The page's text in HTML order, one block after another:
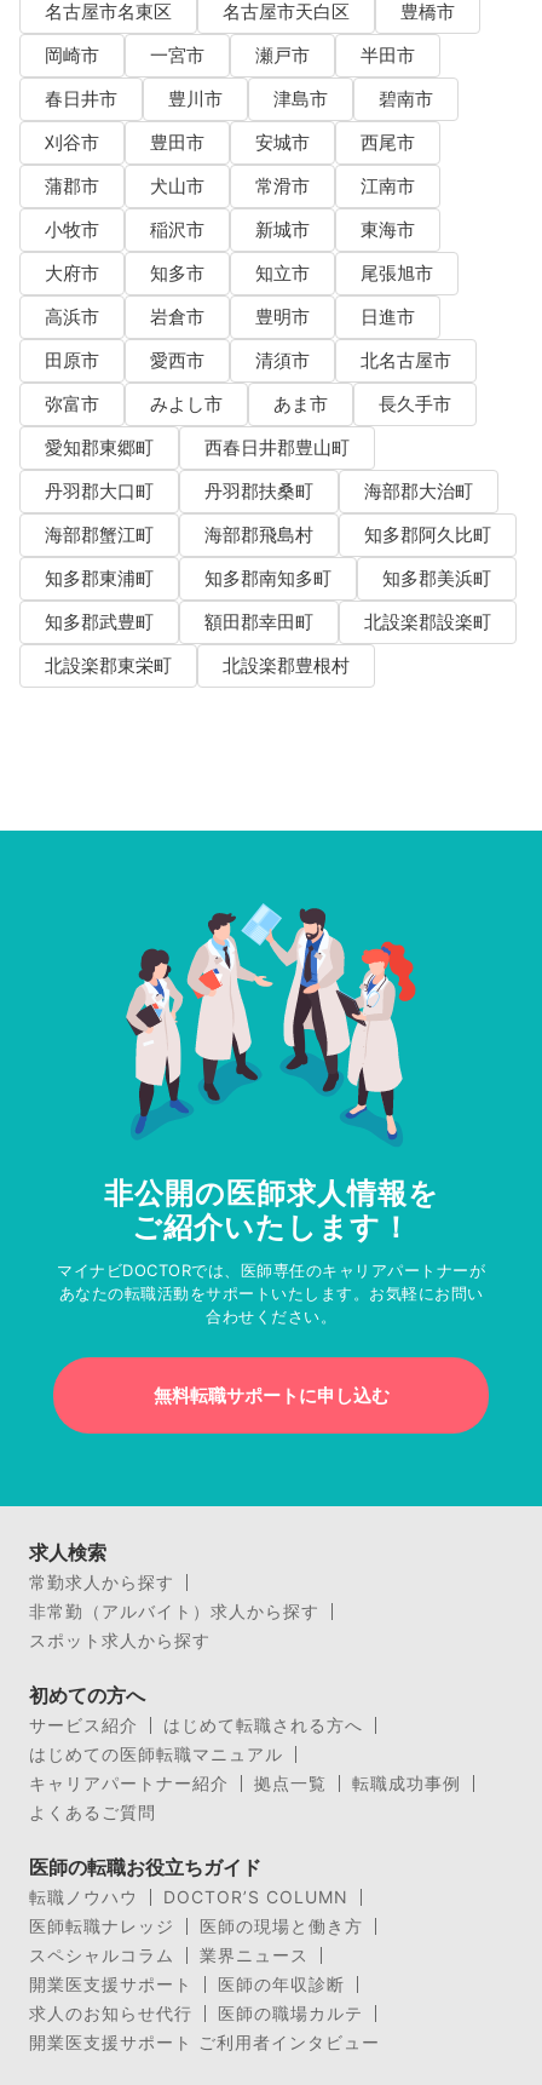
名古屋市名東区
名古屋市天白区
豊橋市
岡崎市
一宮市 瀬戸市
半田市
春日井市
豊川市 津島市
碧南市
刈谷市
豊田市 安城市
西尾市
蒲郡市
犬山市 常滑市
江南市
小牧市
稲沢市 新城市
東海市
大府市
知多市 知立市
尾張旭市
高浜市
岩倉市 豊明市
日進市
田原市
愛西市 清須市
北名古屋市
弥富市
みよし市 あま市
長久手市
愛知郡東郷町
西春日井郡豊山町
丹羽郡大口町
丹羽郡扶桑町
海部郡大治町
海部郡蟹江町
海部郡飛島村
知多郡阿久比町
知多郡東浦町
知多郡南知多町
知多郡美浜町
知多郡武豊町
額田郡幸田町
北設楽郡設楽町
北設楽郡東栄町
北設楽郡豊根村
非公開の医師求人情報を
ご紹介いたします！
マイナビDOCTORでは、医師専任のキャリアパートナーが
あなたの転職活動をサポートいたします。お気軽にお問い
合わせください。
無料転職サポートに申し込む
求人検索
常勤求人から探す
非常勤（アルバイト）求人から探す
スポット求人から探す
初めての方へ
サービス紹介
はじめて転職される方へ
はじめての医師転職マニュアル
キャリアパートナー紹介
拠点一覧
転職成功事例
よくあるご質問
医師の転職お役立ちガイド
転職ノウハウ
DOCTOR’S COLUMN
医師転職ナレッジ
医師の現場と働き方
スペシャルコラム
業界ニュース
開業医支援サポート
医師の年収診断
求人のお知らせ代行
医師の職場カルテ
開業医支援サポート ご利用者インタビュー